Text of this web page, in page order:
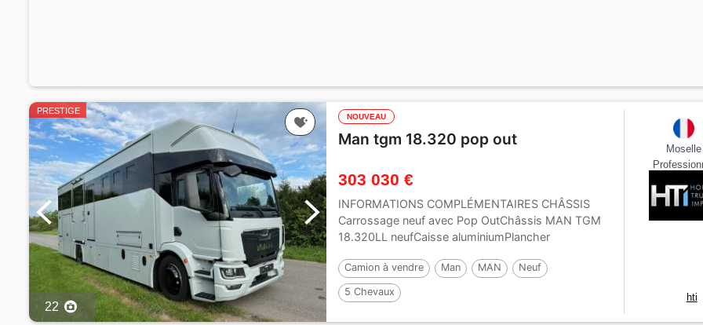
PRESTIGE
22
NOUVEAU
Man tgm 18.320 pop out
303 030 €
INFORMATIONS COMPLÉMENTAIRES CHÂSSIS
Carrossage neuf avec Pop OutChâssis MAN TGM
18.320LL neufCaisse aluminiumPlancher
Camion à vendre Man MAN Neuf
5 Chevaux
Moselle
hti